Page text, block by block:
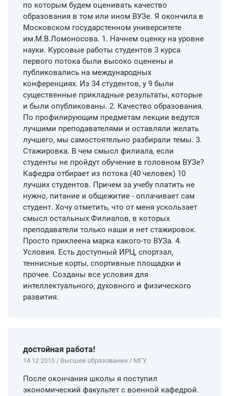
по которым будем оценивать качество
образования в том или ином ВУЗе. Я окончила в
Московском государстенном университете
им.М.В.Ломоносова. 1. Начнем оценку на уровне
науки. Курсовые работы студентов 3 курса
первого потока были высоко оценены и
публиковались на международных
конференциях. Из 34 студентов, у 9 были
существенные прикладные результаты, которые
и были опубликованы. 2. Качество образования.
По профилирующим предметам лекции ведутся
лучшими преподавателями и оставляли желать
лучшего, мы самостоятельно разбирали темы. 3.
Стажировка. В чем смысл филиала, если
студенты не пройдут обучение в головном ВУЗе?
Кафедра отбирает из потока (40 человек) 10
лучших студентов. Причем за учебу платить не
нужно, питание и общежитие - оплачивает сам
студент. Хочу отметить, что от меня ускользает
смысл остальных Филиалов, в которых
преподаватели только наши и нет стажировок.
Просто приклеена марка какого-то ВУЗа. 4.
Условия. Есть доступный ИРЦ, спортзал,
теннисные корты, спортивные площадки и
прочее. Созданы все условия для
интеллектуального, духовного и физического
развития.
достойная работа!
14 12 2015 / Высшее образование / МГУ
После окончания школы я поступил
экономический факультет с военной кафедрой.